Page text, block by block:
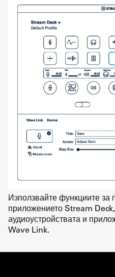
Използвайте функциите за
приложението Stream
аудиоустройствата и
Wave Link.